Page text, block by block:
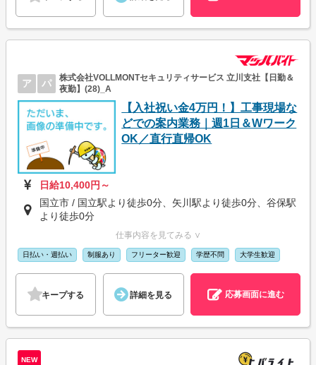
ア パ
株式会社VOLLMONTセキュリティサービス 立川支社【日勤＆
夜勤】(28)_A
【入社祝い金4万円！】工事現場な
どでの案内業務｜週1日＆Wワーク
OK／直行直帰OK
日給10,400円～
国立市 / 国立駅より徒歩0分、矢川駅より徒歩0分、谷保駅
より徒歩0分
仕事内容を見てみる ∨
日払い・週払い 制服あり フリーター歓迎 学歴不問 大学生歓迎
キープする 詳細を見る 応募画面に進む
NEW